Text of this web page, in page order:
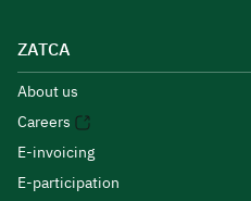
ZATCA
About us
Careers
E-invoicing
E-participation